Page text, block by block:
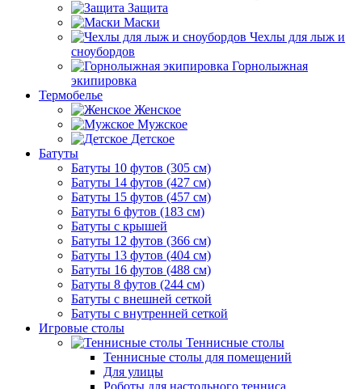
Защита
Маски
Чехлы для лыж и
сноубордов
Горнолыжная
экипировка
Термобелье
Женское
Мужское
Детское
Батуты
Батуты 10 футов (305 см)
Батуты 14 футов (427 см)
Батуты 15 футов (457 см)
Батуты 6 футов (183 см)
Батуты с крышей
Батуты 12 футов (366 см)
Батуты 13 футов (404 см)
Батуты 16 футов (488 см)
Батуты 8 футов (244 см)
Батуты с внешней сеткой
Батуты с внутренней сеткой
Игровые столы
Теннисные столы
Теннисные столы для помещений
Для улицы
Роботы для настольного тенниса